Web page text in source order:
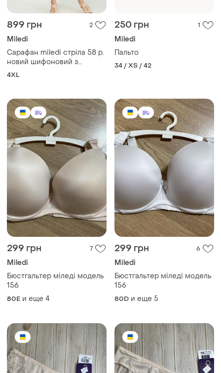
899 грн 2
Miledi
Сарафан miledi стріла 58 р.
новий шифоновий з
підкладкою, гірчичний
4XL
250 грн 1
Miledi
Пальто
34 / XS / 42
299 грн 7
Miledi
Бюстгальтер міледі модель
156
80E и еще 4
299 грн 6
Miledi
Бюстгальтер міледі модель
156
80D и еще 5